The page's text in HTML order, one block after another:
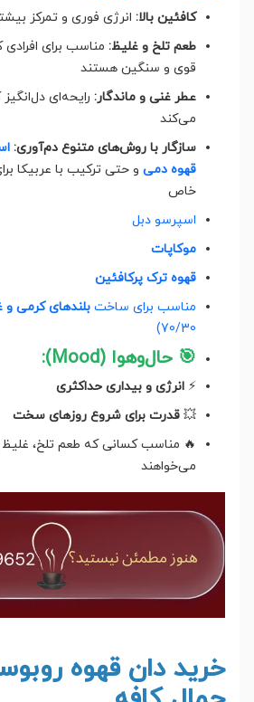
کافئین بالا: انرژی فوری و تمرکز
طعم تلخ و غلیظ: مناسب برای
قوی و سنگین هستند
عطر غنی و ماندگار: رایحه‌ای
می‌کند
سازگار با روش‌های متنوع دم‌آوری:
قهوه دمی و حتی ترکیب با عربیکا
خاص
اسپرسو دبل
موکاپات
قهوه ترک پرکافئین
مناسب برای ساخت بلندهای کرمی و
70/30)
🎯 حال‌و‌هوا (Mood):
⚡ انرژی و بیداری حداکثری
💥 قدرت برای شروع روزهای سخت
🔥 مناسب کسانی که طعم تلخ،
می‌خواهند
خرید دان قهوه